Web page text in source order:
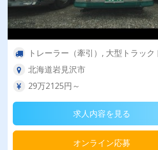
トレーラー（牽引）, 大型トラッ
北海道岩見沢市
29万2125円～
求人内容を見る
オンライン応募